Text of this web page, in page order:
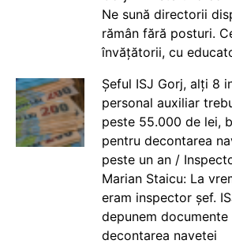
Ne sună directorii
rămân fără posturi.
învățătorii, cu
Șeful ISJ Gorj, alți 8
personal auxiliar
peste 55.000 de lei,
pentru decontarea
peste un an /
Marian Staicu: La
eram inspector șef.
depunem documente
decontarea navetei